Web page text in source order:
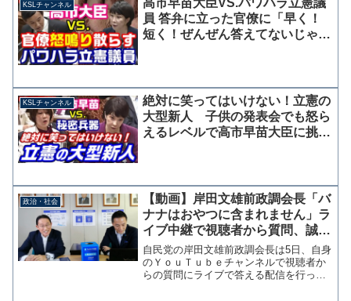
KSLチャンネル
高市早苗大臣VS.パワハラ立憲議
員 答弁に立った官僚に「早く！
短く！ぜんぜん答えてないじゃな
KSLチャンネル
絶対に笑ってはいけない！立憲の
大型新人 子供の発表会でも怒ら
えるレベルで高市早苗大臣に挑む
政治・社会
【動画】岸田文雄前政調会長「バ
ナナはおやつに含まれません」ラ
イブ中継で視聴者から質問、誠実
に答える
自民党の岸田文雄前政調会長は5日、自身
のＹｏｕＴｕｂｅチャンネルで視聴者か
らの質問にライブで答える配信を行っ